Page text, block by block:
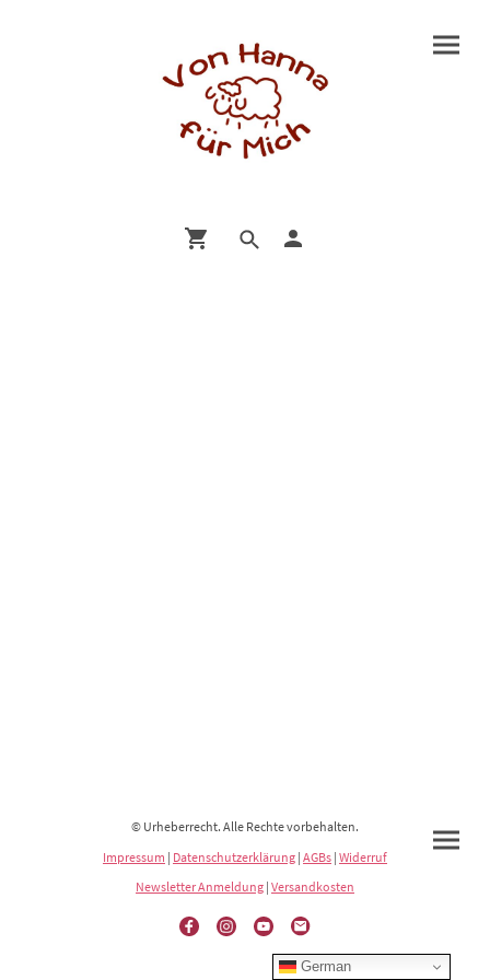
© Urheberrecht. Alle Rechte vorbehalten.
Impressum | Datenschutzerklärung | AGBs | Widerruf
Newsletter Anmeldung | Versandkosten
German